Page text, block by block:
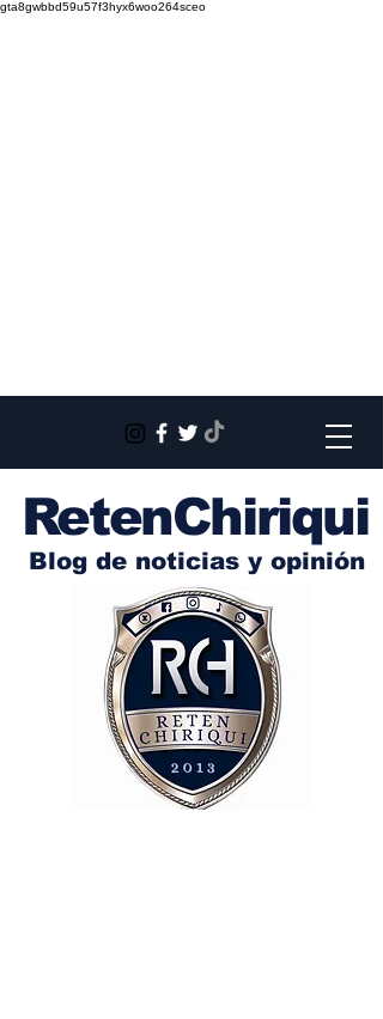
gta8gwbbd59u57f3hyx6woo264sceo
RetenChiriqui
Blog de noticias y opinión